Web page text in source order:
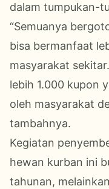
dalam tumpukan-
“Semuanya
bisa bermanfaat
masyarakat
lebih 1.000 kupon
oleh masyarakat
tambahnya.
Kegiatan
hewan kurban ini
tahunan,